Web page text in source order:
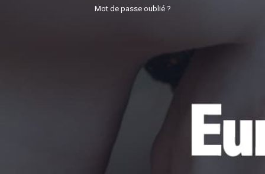
Mot de passe oublié ?